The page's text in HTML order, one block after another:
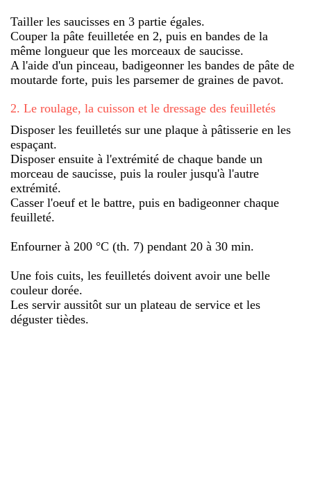
Tailler les saucisses en 3 partie égales.
Couper la pâte feuilletée en 2, puis en bandes de la
même longueur que les morceaux de saucisse.
A l'aide d'un pinceau, badigeonner les bandes de pâte de
moutarde forte, puis les parsemer de graines de pavot.
2. Le roulage, la cuisson et le dressage des feuilletés
Disposer les feuilletés sur une plaque à pâtisserie en les
espaçant.
Disposer ensuite à l'extrémité de chaque bande un
morceau de saucisse, puis la rouler jusqu'à l'autre
extrémité.
Casser l'oeuf et le battre, puis en badigeonner chaque
feuilleté.
Enfourner à 200 °C (th. 7) pendant 20 à 30 min.
Une fois cuits, les feuilletés doivent avoir une belle
couleur dorée.
Les servir aussitôt sur un plateau de service et les
déguster tièdes.